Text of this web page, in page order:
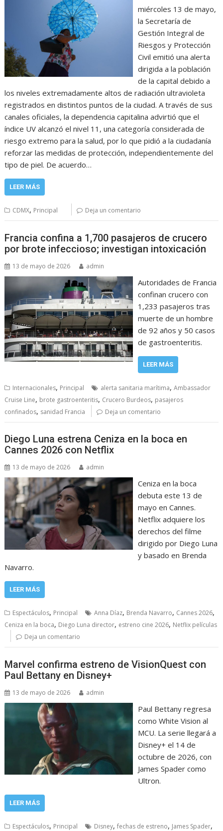
miércoles 13 de mayo,
la Secretaría de
Gestión Integral de
Riesgos y Protección
Civil emitió una alerta
dirigida a la población
de la capital debido a
los niveles extremadamente altos de radiación ultravioleta
registrados en distintos puntos de la ciudad. A través de sus
canales oficiales, la dependencia capitalina advirtió que el
índice UV alcanzó el nivel 11, una categoría considerada de
riesgo extremo para la salud, por lo que pidió a la ciudadanía
reforzar las medidas de protección, independientemente del
tipo de piel. De acuerdo…
LEER MÁS
CDMX, Principal Deja un comentario
Francia confina a 1,700 pasajeros de crucero
por brote infeccioso; investigan intoxicación
13 de mayo de 2026 admin
Autoridades de Francia
confinan crucero con
1,233 pasajeros tras
muerte de un hombre
de 92 años y 50 casos
de gastroenteritis.
LEER MÁS
Internacionales, Principal alerta sanitaria marítima,Ambassador
Cruise Line, brote gastroenteritis, Crucero Burdeos, pasajeros
confinados, sanidad Francia Deja un comentario
Diego Luna estrena Ceniza en la boca en
Cannes 2026 con Netflix
13 de mayo de 2026 admin
Ceniza en la boca
debuta este 13 de
mayo en Cannes.
Netflix adquiere los
derechos del filme
dirigido por Diego Luna
y basado en Brenda
Navarro.
LEER MÁS
Espectáculos, Principal Anna Díaz, Brenda Navarro, Cannes 2026,
Ceniza en la boca, Diego Luna director, estreno cine 2026, Netflix películas
Deja un comentario
Marvel confirma estreno de VisionQuest con
Paul Bettany en Disney+
13 de mayo de 2026 admin
Paul Bettany regresa
como White Vision al
MCU. La serie llegará a
Disney+ el 14 de
octubre de 2026, con
James Spader como
Ultron.
LEER MÁS
Espectáculos, Principal Disney,fechas de estreno, James Spader,